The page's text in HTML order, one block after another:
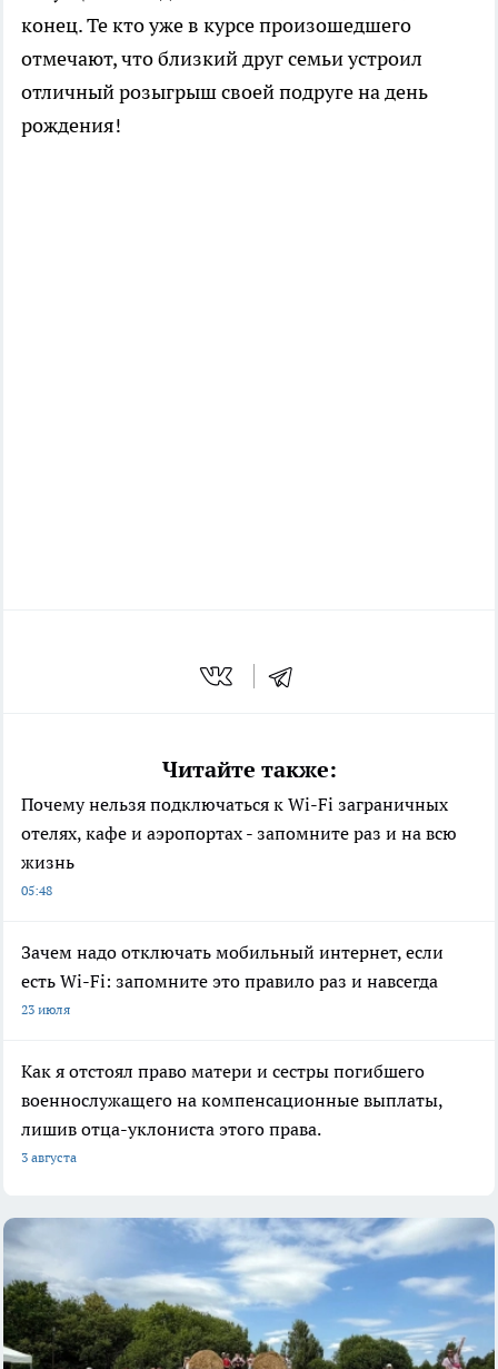
конец. Те кто уже в курсе произошедшего
отмечают, что близкий друг семьи устроил
отличный розыгрыш своей подруге на день
рождения!
Читайте также:
Почему нельзя подключаться к Wi-Fi заграничных
отелях, кафе и аэропортах - запомните раз и на всю
жизнь
05:48
Зачем надо отключать мобильный интернет, если
есть Wi-Fi: запомните это правило раз и навсегда
23 июля
Как я отстоял право матери и сестры погибшего
военнослужащего на компенсационные выплаты,
лишив отца-уклониста этого права.
3 августа